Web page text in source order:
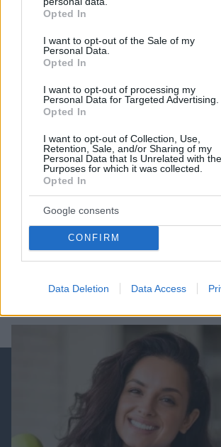
grant or deny consent to Google and its
use your data for below specified purposes
consent section.
Opted In
I want to opt-out of the Sale of my
Personal Data.
Opted In
I want to opt-out of processing my
Personal Data for Targeted Advertising.
Opted In
I want to opt-out of Collection, Use,
Retention, Sale, and/or Sharing of my
Personal Data that Is Unrelated with the
Purposes for which it was collected.
Opted In
Google consents
CONFIRM
Data Deletion Data Access
ξερός από γροθιά
Games
Cut The Rope Northern